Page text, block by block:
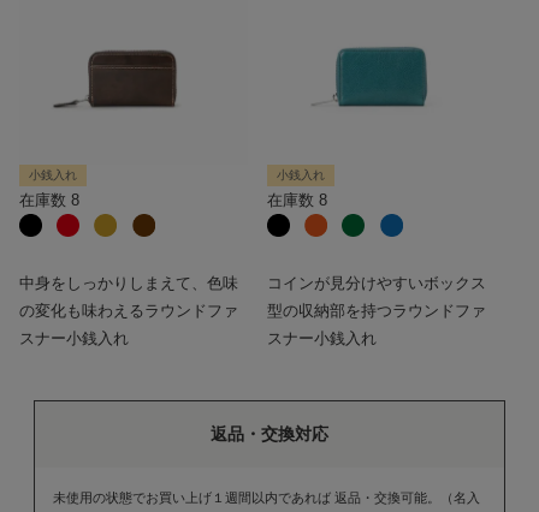
小銭入れ
在庫数 8
中身をしっかりしまえて、色味
の変化も味わえるラウンドファ
スナー小銭入れ
小銭入れ
在庫数 8
コインが見分けやすいボックス
型の収納部を持つラウンドファ
スナー小銭入れ
返品・交換対応
未使用の状態でお買い上げ１週間以内であれば 返品・交換可能。（名入